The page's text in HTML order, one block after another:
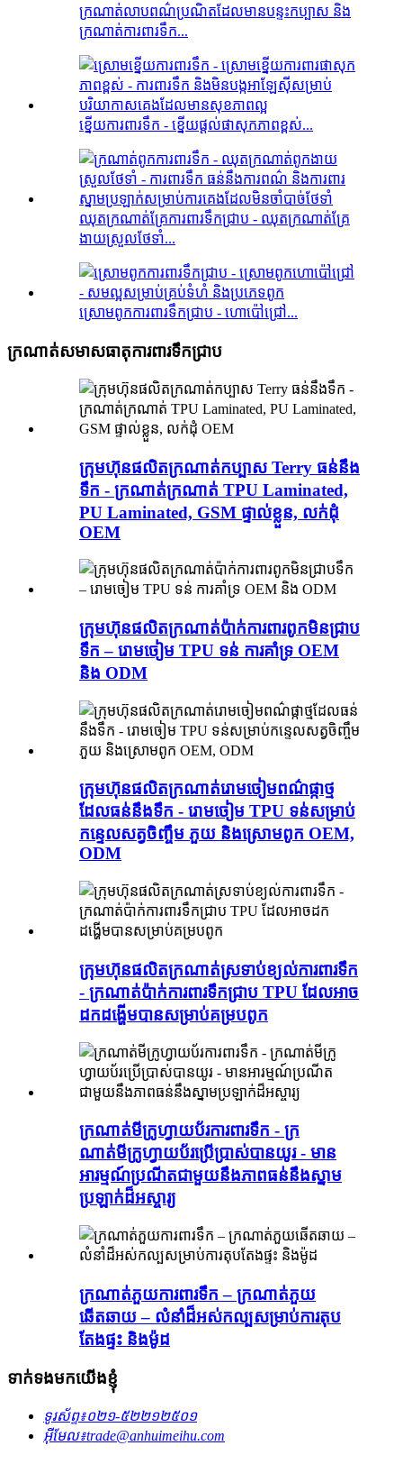
ក្រណាត់​លាប​ពណ៌​ប្រណិត​ដែល​មាន​បន្ទះ​កប្បាស​ និង​
ក្រណាត់​ការពារ​ទឹក...
ខ្នើយការពារទឹក - ខ្នើយផ្តល់ផាសុកភាពខ្ពស់...
ឈុតក្រណាត់គ្រែការពារទឹកជ្រាប - ឈុតក្រណាត់គ្រែ
ងាយស្រួលថែទាំ...
ស្រោមពូកការពារទឹកជ្រាប - ហោប៉ៅជ្រៅ...
ក្រណាត់សមាសធាតុការពារទឹកជ្រាប
ក្រុមហ៊ុនផលិតក្រណាត់កប្បាស Terry ធន់នឹង
ទឹក - ក្រណាត់ក្រណាត់ TPU Laminated,
PU Laminated, GSM ផ្ទាល់ខ្លួន, លក់ដុំ
OEM
ក្រុមហ៊ុនផលិតក្រណាត់ប៉ាក់ការពារពូកមិនជ្រាប
ទឹក – រោមចៀម TPU ទន់ ការគាំទ្រ OEM
និង ODM
ក្រុមហ៊ុនផលិតក្រណាត់រោមចៀមពណ៌ផ្កាថ្ម
ដែលធន់នឹងទឹក - រោមចៀម TPU ទន់សម្រាប់
កន្ទេលសត្វចិញ្ចឹម ភួយ និងស្រោមពូក OEM,
ODM
ក្រុមហ៊ុនផលិតក្រណាត់ស្រទាប់ខ្យល់ការពារទឹក
- ក្រណាត់ប៉ាក់ការពារទឹកជ្រាប TPU ដែលអាច
ដកដង្ហើមបានសម្រាប់គម្របពូក
ក្រណាត់មីក្រូហ្វាយប័រការពារទឹក - ក្រ
ណាត់មីក្រូហ្វាយប័រប្រើប្រាស់បានយូរ - មាន
អារម្មណ៍ប្រណីតជាមួយនឹងភាពធន់នឹងស្នាម
ប្រឡាក់ដ៏អស្ចារ្យ
ក្រណាត់​ភួយ​ការពារ​ទឹក – ក្រណាត់​ភួយ​
ឆើតឆាយ – លំនាំ​ដ៏​អស់កល្ប​សម្រាប់​ការតុប
តែង​ផ្ទះ និង​ម៉ូដ
ទាក់ទងមកយើងខ្ញុំ
ទូរស័ព្ទ៖០២១-៥២២១២៥០១
អ៊ីមែល៖trade@anhuimeihu.com